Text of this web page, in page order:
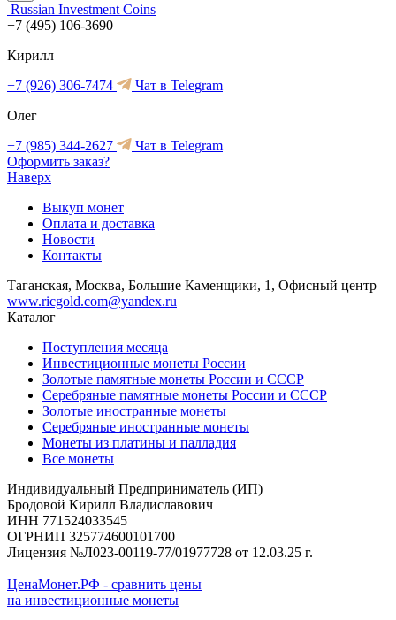
Russian Investment Coins
+7 (495) 106-3690
Кирилл
+7 (926) 306-7474
Чат в Telegram
Олег
+7 (985) 344-2627
Чат в Telegram
Оформить заказ?
Наверх
Выкуп монет
Оплата и доставка
Новости
Контакты
Таганская, Москва, Большие Каменщики, 1, Офисный центр
www.ricgold.com@yandex.ru
Каталог
Поступления месяца
Инвестиционные монеты России
Золотые памятные монеты России и СССР
Серебряные памятные монеты России и СССР
Золотые иностранные монеты
Серебряные иностранные монеты
Монеты из платины и палладия
Все монеты
Индивидуальный Предприниматель (ИП)
Бродовой Кирилл Владиславович
ИНН 771524033545
ОГРНИП 325774600101700
Лицензия №Л023-00119-77/01977728 от 12.03.25 г.
ЦенаМонет.РФ - сравнить цены
на инвестиционные монеты